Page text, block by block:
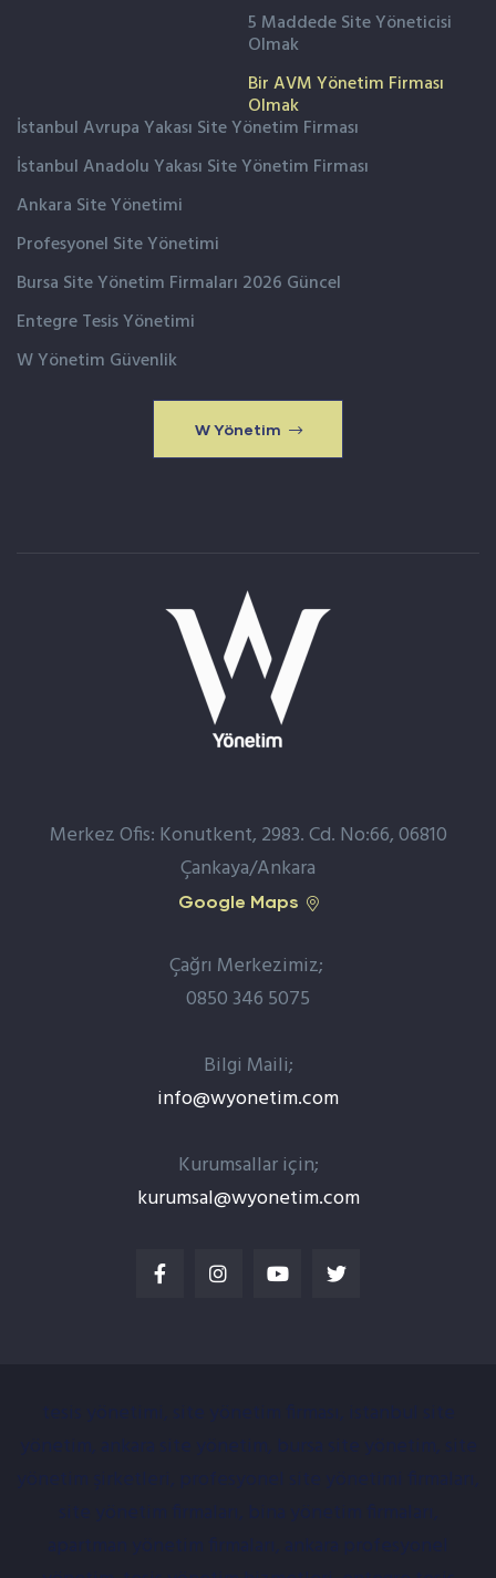
5 Maddede Site Yöneticisi
Olmak
Bir AVM Yönetim Firması
Olmak
İstanbul Avrupa Yakası Site Yönetim Firması
İstanbul Anadolu Yakası Site Yönetim Firması
Ankara Site Yönetimi
Profesyonel Site Yönetimi
Bursa Site Yönetim Firmaları 2026 Güncel
Entegre Tesis Yönetimi
W Yönetim Güvenlik
W Yönetim
Merkez Ofis: Konutkent, 2983. Cd. No:66, 06810
Çankaya/Ankara
Google Maps
Çağrı Merkezimiz;
0850 346 5075
Bilgi Maili;
info@wyonetim.com
Kurumsallar için;
kurumsal@wyonetim.com